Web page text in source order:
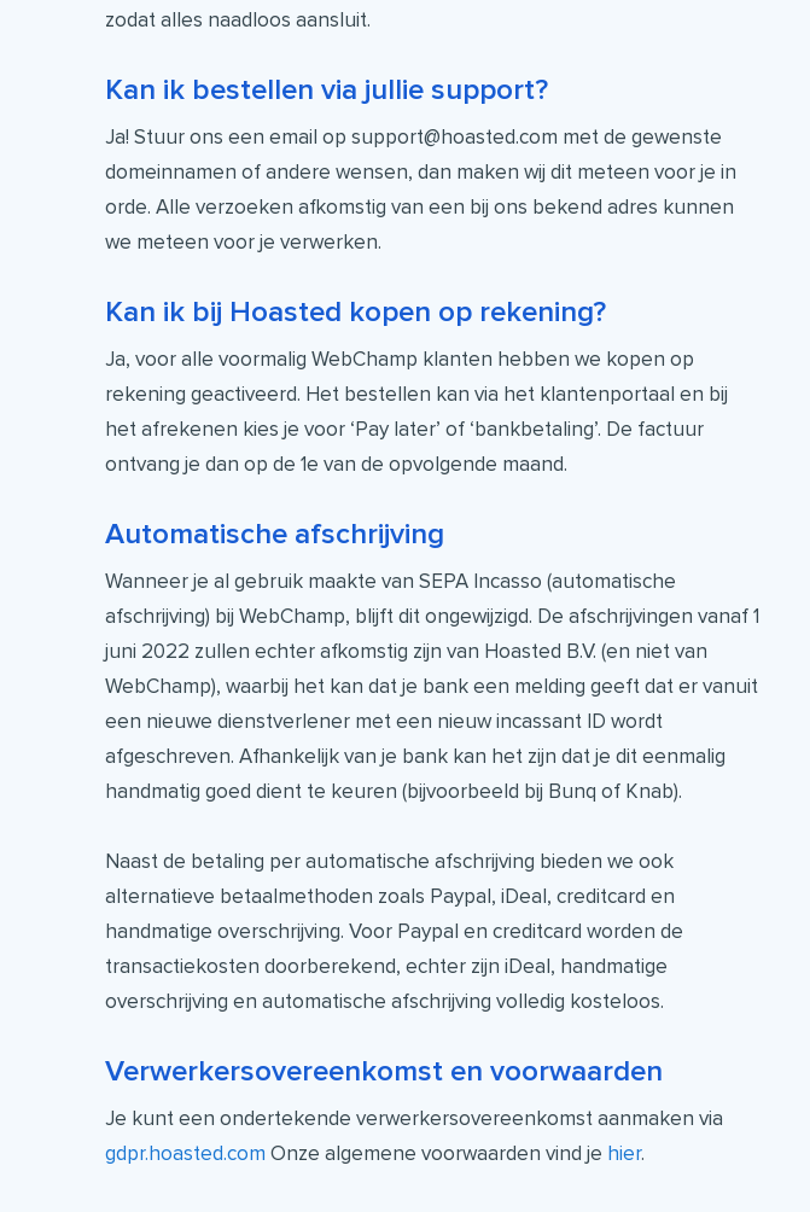
zodat alles naadloos aansluit.
Kan ik bestellen via jullie support?
Ja! Stuur ons een email op support@hoasted.com met de gewenste
domeinnamen of andere wensen, dan maken wij dit meteen voor je in
orde. Alle verzoeken afkomstig van een bij ons bekend adres kunnen
we meteen voor je verwerken.
Kan ik bij Hoasted kopen op rekening?
Ja, voor alle voormalig WebChamp klanten hebben we kopen op
rekening geactiveerd. Het bestellen kan via het klantenportaal en bij
het afrekenen kies je voor ‘Pay later’ of ‘bankbetaling’. De factuur
ontvang je dan op de 1e van de opvolgende maand.
Automatische afschrijving
Wanneer je al gebruik maakte van SEPA Incasso (automatische
afschrijving) bij WebChamp, blijft dit ongewijzigd. De afschrijvingen vanaf 1
juni 2022 zullen echter afkomstig zijn van Hoasted B.V. (en niet van
WebChamp), waarbij het kan dat je bank een melding geeft dat er vanuit
een nieuwe dienstverlener met een nieuw incassant ID wordt
afgeschreven. Afhankelijk van je bank kan het zijn dat je dit eenmalig
handmatig goed dient te keuren (bijvoorbeeld bij Bunq of Knab).
Naast de betaling per automatische afschrijving bieden we ook
alternatieve betaalmethoden zoals Paypal, iDeal, creditcard en
handmatige overschrijving. Voor Paypal en creditcard worden de
transactiekosten doorberekend, echter zijn iDeal, handmatige
overschrijving en automatische afschrijving volledig kosteloos.
Verwerkersovereenkomst en voorwaarden
Je kunt een ondertekende verwerkersovereenkomst aanmaken via
gdpr.hoasted.com Onze algemene voorwaarden vind je hier.